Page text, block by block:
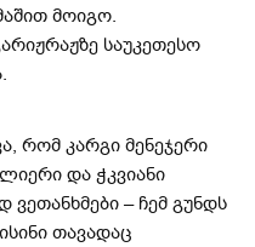
მოიგო.
საუკეთესო
რომ კარგი მენეჯერი
და ჭკვიანი
– ჩემ გუნდს
თავადაც